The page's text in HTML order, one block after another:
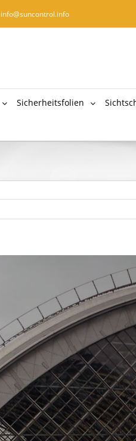
info@suncontrol.info
Sicherheitsfolien